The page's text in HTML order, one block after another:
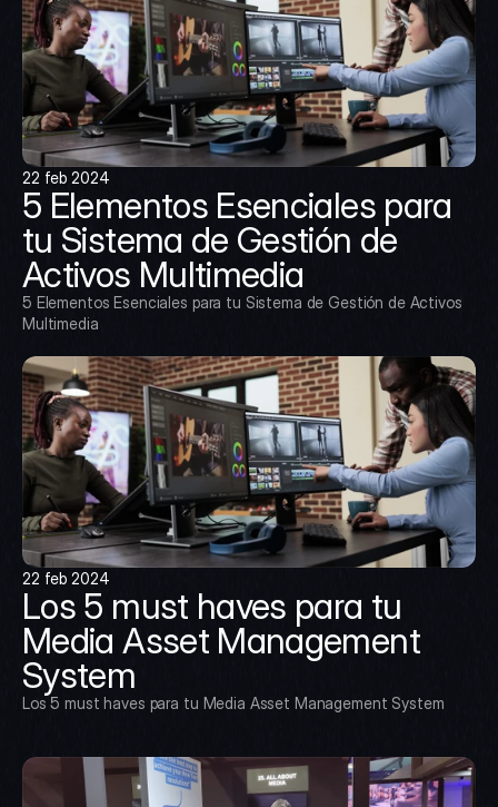
22 feb 2024
5 Elementos Esenciales para
tu Sistema de Gestión de
Activos Multimedia
5 Elementos Esenciales para tu Sistema de Gestión de Activos
Multimedia
22 feb 2024
Los 5 must haves para tu
Media Asset Management
System
Los 5 must haves para tu Media Asset Management System